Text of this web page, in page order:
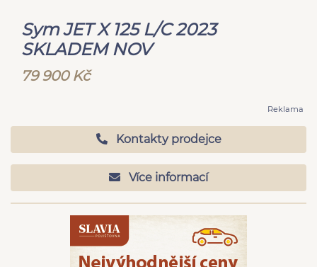
Sym JET X 125 L/C 2023
SKLADEM NOV
79 900 Kč
Reklama
Kontakty prodejce
Více informací